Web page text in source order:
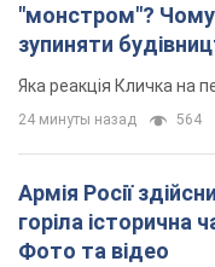
"монстром"?
зупиняти
"московського
Яка реакція Кличка на
24 минуты назад 564
Армія Росії
горіла історична
Фото та відео